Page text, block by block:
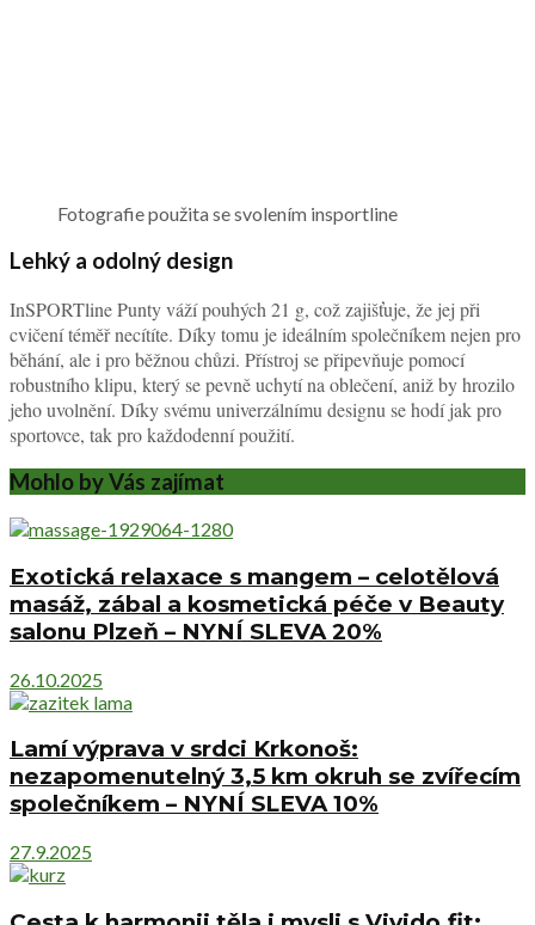
Fotografie použita se svolením insportline
Lehký a odolný design
InSPORTline Punty váží pouhých 21 g, což zajišťuje, že jej při
cvičení téměř necítíte. Díky tomu je ideálním společníkem nejen pro
běhání, ale i pro běžnou chůzi. Přístroj se připevňuje pomocí
robustního klipu, který se pevně uchytí na oblečení, aniž by hrozilo
jeho uvolnění. Díky svému univerzálnímu designu se hodí jak pro
sportovce, tak pro každodenní použití.
Mohlo by Vás zajímat
Exotická relaxace s mangem – celotělová
masáž, zábal a kosmetická péče v Beauty
salonu Plzeň – NYNÍ SLEVA 20%
26.10.2025
Lamí výprava v srdci Krkonoš:
nezapomenutelný 3,5 km okruh se zvířecím
společníkem – NYNÍ SLEVA 10%
27.9.2025